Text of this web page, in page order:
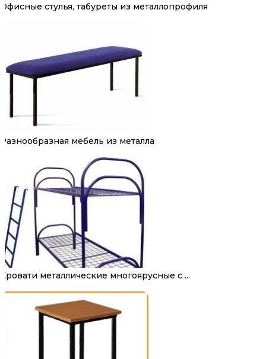
Офисные стулья, табуреты из металлопрофиля
Разнообразная мебель из металла
Кровати металлические многоярусные с ...